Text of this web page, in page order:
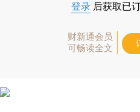
登录 后获取已
财新通会员
可畅读全文